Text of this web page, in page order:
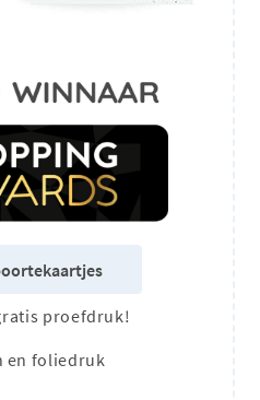
proefdruk!
en foliedruk